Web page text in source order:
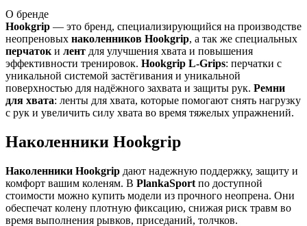
О бренде
Hookgrip — это бренд, специализирующийся на производстве
неопреновых наколенников Hookgrip, а так же специальных
перчаток и лент для улучшения хвата и повышения
эффективности тренировок. Hookgrip L-Grips: перчатки с
уникальной системой застёгивания и уникальной
поверхностью для надёжного захвата и защиты рук. Ремни
для хвата: ленты для хвата, которые помогают снять нагрузку
с рук и увеличить силу хвата во время тяжелых упражнений.
Наколенники Hookgrip
Наколенники Hookgrip дают надежную поддержку, защиту и
комфорт вашим коленям. В PlankaSport по доступной
стоимости можно купить модели из прочного неопрена. Они
обеспечат колену плотную фиксацию, снижая риск травм во
время выполнения рывков, приседаний, толчков.